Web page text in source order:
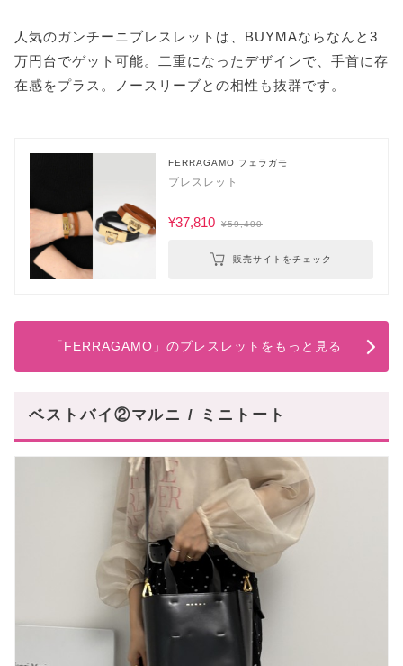
人気のガンチーニブレスレットは、BUYMAならなんと3
万円台でゲット可能。二重になったデザインで、手首に存
在感をプラス。ノースリーブとの相性も抜群です。
FERRAGAMO フェラガモ
ブレスレット
¥37,810 ¥59,400
販売サイトをチェック
「FERRAGAMO」のブレスレットをもっと見る
ベストバイ②マルニ / ミニトート